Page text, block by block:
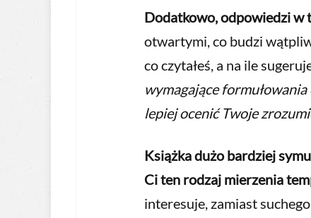
Dodatkowo, odpowiedzi w
otwartymi, co budzi
co czytałeś, a na ile
wymagające
lepiej ocenić Twoje
Książka dużo bardziej
Ci ten rodzaj mierzenia
interesuje, zamiast